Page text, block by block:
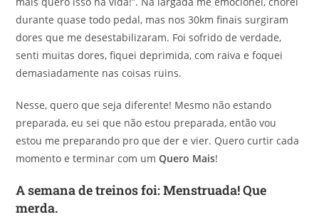
durante quase todo pedal, mas nos 30km finais surgiram
dores que me desestabilizaram. Foi sofrido de verdade,
senti muitas dores, fiquei deprimida, com raiva e foquei
demasiadamente nas coisas ruins.
Nesse, quero que seja diferente! Mesmo não estando
preparada, eu sei que não estou preparada, então vou
estou me preparando pro que der e vier. Quero curtir cada
momento e terminar com umQuero Mais!
A semana de treinos foi: Menstruada! Que
merda.